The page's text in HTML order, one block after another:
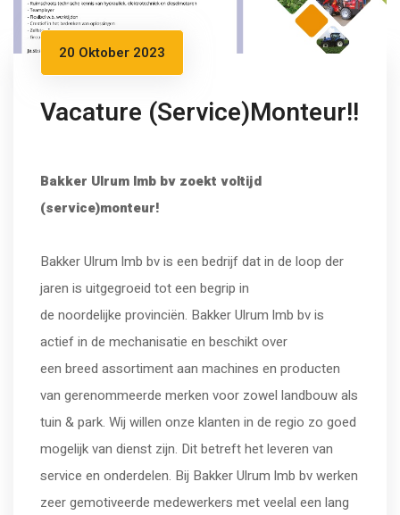
20 Oktober 2023
Vacature (Service)Monteur!!
Bakker Ulrum lmb bv zoekt voltijd
(service)monteur!
Bakker Ulrum lmb bv is een bedrijf dat in de loop der
jaren is uitgegroeid tot een begrip in
de noordelijke provinciën. Bakker Ulrum lmb bv is
actief in de mechanisatie en beschikt over
een breed assortiment aan machines en producten
van gerenommeerde merken voor zowel landbouw als
tuin & park. Wij willen onze klanten in de regio zo goed
mogelijk van dienst zijn. Dit betreft het leveren van
service en onderdelen. Bij Bakker Ulrum lmb bv werken
zeer gemotiveerde medewerkers met veelal een lang